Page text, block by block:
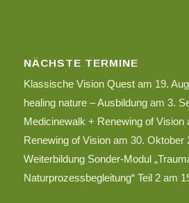
NÄCHSTE TERMINE
Klassische Vision Questam 19.
healing nature – Ausbildungam 3.
Medicinewalk + Renewing of Vision
Renewing of Visionam 30. Oktober
Weiterbildung Sonder-Modul
Naturprozessbegleitung“ Teil 2am